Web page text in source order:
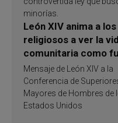
minorías.
León XIV anima a los
religiosos a ver la
comunitaria como
de inspiración y
santificación
Mensaje de León XIV a la
Conferencia de
Mayores de Hombres de
Estados Unidos